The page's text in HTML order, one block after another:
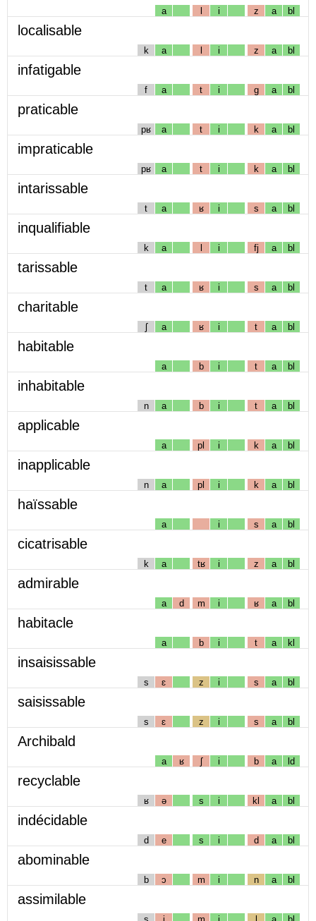
a l i z a bl
localisable
k a l i z a bl
infatigable
f a t i g a bl
praticable
pʁ a t i k a bl
impraticable
pʁ a t i k a bl
intarissable
t a ʁ i s a bl
inqualifiable
k a l i fj a bl
tarissable
t a ʁ i s a bl
charitable
ʃ a ʁ i t a bl
habitable
a b i t a bl
inhabitable
n a b i t a bl
applicable
a pl i k a bl
inapplicable
n a pl i k a bl
haïssable
a i s a bl
cicatrisable
k a tʁ i z a bl
admirable
a d m i ʁ a bl
habitacle
a b i t a kl
insaisissable
s ɛ z i s a bl
saisissable
s ɛ z i s a bl
Archibald
a ʁ ʃ i b a ld
recyclable
ʁ ə s i kl a bl
indécidable
d e s i d a bl
abominable
b ɔ m i n a bl
assimilable